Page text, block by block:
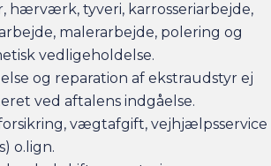
hærværk, tyveri, karrosseriarbejde,
malerarbejde, polering og
vedligeholdelse.
og reparation af ekstraudstyr ej
ved aftalens indgåelse.
vægtafgift, vejhjælpsservice
o.lign.